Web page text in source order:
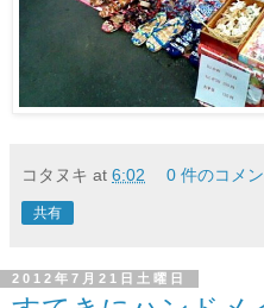
コタヌキ at 6:02 0 件のコメ
共有
2012年7月21日土曜日